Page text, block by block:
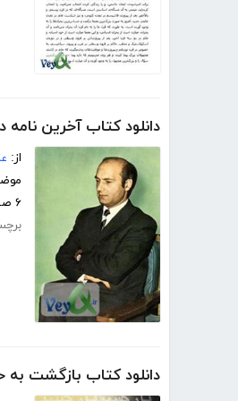
دانلود کتاب آخرین
از:
۶ صفحه
دانلود کتاب بازگشت